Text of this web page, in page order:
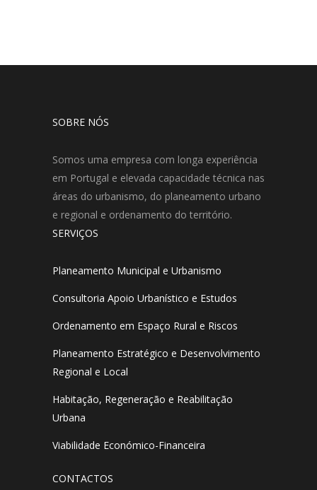
SOBRE NÓS
Somos uma empresa com longa experiência
em Portugal e elevada capacidade técnica nas
áreas do urbanismo, do planeamento urbano
e regional e ordenamento do território.
SERVIÇOS
Planeamento Municipal e Urbanismo
Consultoria Apoio Urbanístico e Estudos
Ordenamento em Espaço Rural e Riscos
Planeamento Estratégico e Desenvolvimento
Regional e Local
Habitação, Regeneração e Reabilitação
Urbana
Viabilidade Económico-Financeira
CONTACTOS